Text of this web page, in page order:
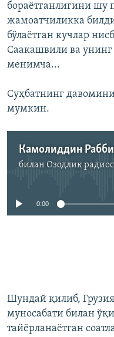
бораëтганлигини шу
жамоатчиликка
бўлаëтган кучлар
Саакашвили ва
менимча...
Суҳбатнинг
мумкин.
Камолиддин
билан Озодлик
Айни дамда
0:00
Шундай қилиб,
муносабати билан
тайёрланаётган